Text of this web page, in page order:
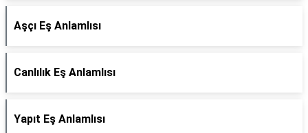
Aşçı Eş Anlamlısı
Canlılık Eş Anlamlısı
Yapıt Eş Anlamlısı